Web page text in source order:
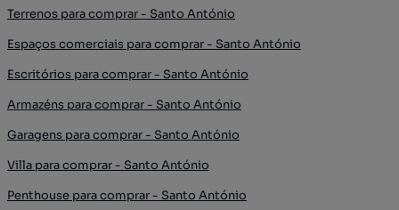
Terrenos para comprar - Santo António
Espaços comerciais para comprar - Santo António
Escritórios para comprar - Santo António
Armazéns para comprar - Santo António
Garagens para comprar - Santo António
Villa para comprar - Santo António
Penthouse para comprar - Santo António